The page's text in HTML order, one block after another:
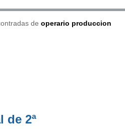
de operario produccion
de 2ª